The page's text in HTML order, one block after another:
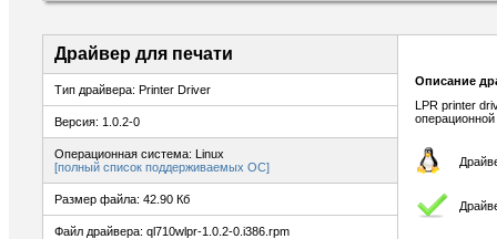
Драйвер для печати
Тип драйвера: Printer Driver
Версия: 1.0.2-0
Операционная система: Linux
[полный список поддерживаемых ОС]
Размер файла: 42.90 Кб
Файл драйвера: ql710wlpr-1.0.2-0.i386.rpm
Описание
LPR printer